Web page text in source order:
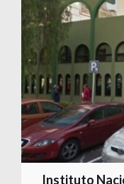
Instituto